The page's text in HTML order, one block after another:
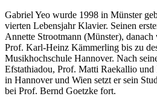
Gabriel Yeo wurde 1998 in Münster
vierten Lebensjahr Klavier. Seinen
Annette Strootmann (Münster),
Prof. Karl-Heinz Kämmerling bis zu
Musikhochschule Hannover. Nach
Efstathiadou, Prof. Matti Raekallio
in Hannover und Wien setzt er sein
bei Prof. Bernd Goetzke fort.